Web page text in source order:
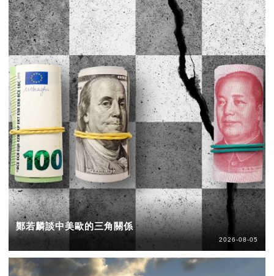
鄭若麟談中美歐的三角關係
2026-08-05